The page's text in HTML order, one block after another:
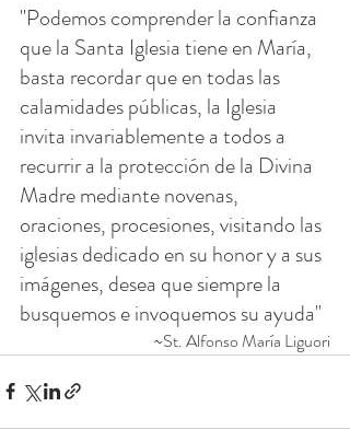
"Podemos comprender la confianza
que la Santa Iglesia tiene en María,
basta recordar que en todas las
calamidades públicas, la Iglesia
invita invariablemente a todos a
recurrir a la protección de la Divina
Madre mediante novenas,
oraciones, procesiones, visitando las
iglesias dedicado en su honor y a sus
imágenes, desea que siempre la
busquemos e invoquemos su ayuda"
~St. Alfonso María Liguori